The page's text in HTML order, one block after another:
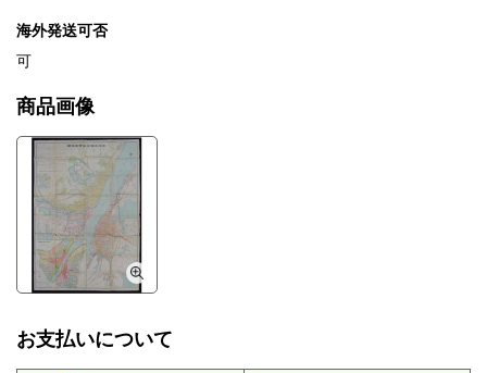
海外発送可否
可
商品画像
お支払いについて